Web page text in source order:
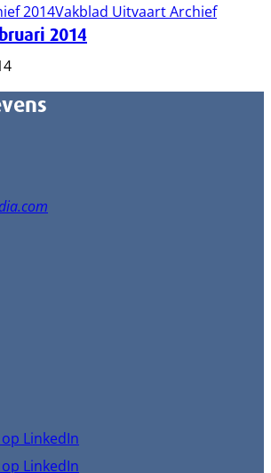
2014Vakblad Uitvaart Archief
2014
LinkedIn
LinkedIn